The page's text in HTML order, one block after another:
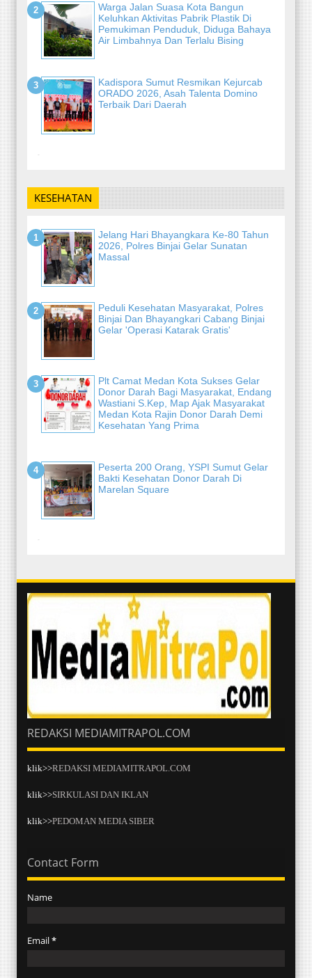
Warga Jalan Suasa Kota Bangun
Keluhkan Aktivitas Pabrik Plastik Di
Pemukiman Penduduk, Diduga Bahaya
Air Limbahnya Dan Terlalu Bising
Kadispora Sumut Resmikan Kejurcab
ORADO 2026, Asah Talenta Domino
Terbaik Dari Daerah
-
KESEHATAN
Jelang Hari Bhayangkara Ke-80 Tahun
2026, Polres Binjai Gelar Sunatan
Massal
Peduli Kesehatan Masyarakat, Polres
Binjai Dan Bhayangkari Cabang Binjai
Gelar 'Operasi Katarak Gratis'
Plt Camat Medan Kota Sukses Gelar
Donor Darah Bagi Masyarakat, Endang
Wastiani S.Kep, Map Ajak Masyarakat
Medan Kota Rajin Donor Darah Demi
Kesehatan Yang Prima
Peserta 200 Orang, YSPI Sumut Gelar
Bakti Kesehatan Donor Darah Di
Marelan Square
-
REDAKSI MEDIAMITRAPOL.COM
klik>>REDAKSI MEDIAMITRAPOL.COM
klik>>SIRKULASI DAN IKLAN
klik>>PEDOMAN MEDIA SIBER
Contact Form
Name
Email*